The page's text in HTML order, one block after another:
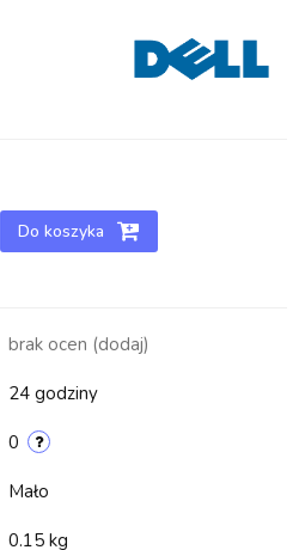
Do koszyka
brak ocen (dodaj)
24 godziny
0
Mało
0.15 kg